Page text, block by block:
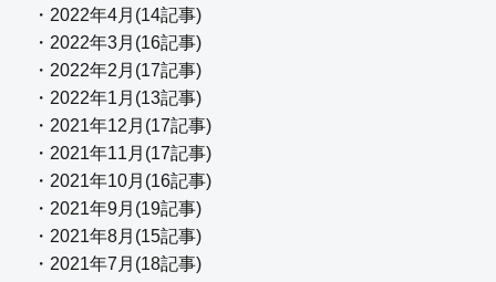
・2022年4月(14記事)
・2022年3月(16記事)
・2022年2月(17記事)
・2022年1月(13記事)
・2021年12月(17記事)
・2021年11月(17記事)
・2021年10月(16記事)
・2021年9月(19記事)
・2021年8月(15記事)
・2021年7月(18記事)